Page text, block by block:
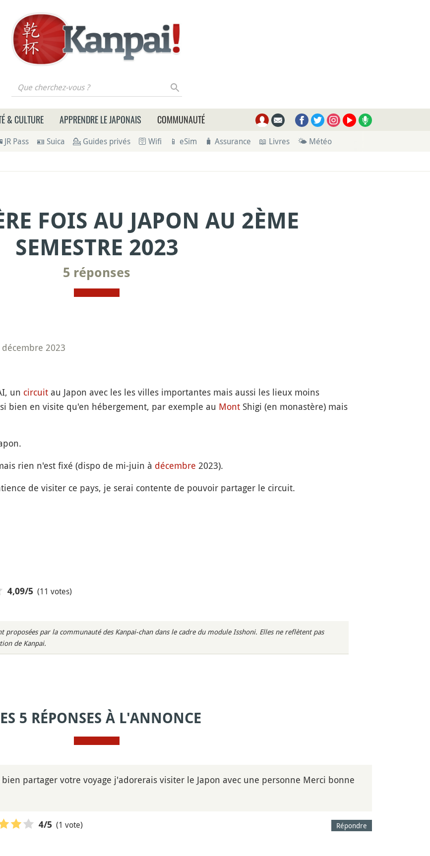
vous ?
& CULTURE APPRENDRE LE JAPONAIS COMMUNAUTÉ
JR Pass 🪪 Suica 💁 Guides privés 🛜 Wifi 📱 eSim 🧳 Assurance 📖 Livres 🌤 Météo
FOIS AU JAPON AU 2ÈME
SEMESTRE 2023
5 réponses
2023
un circuitau Japon avec les les villes importantes mais aussi les lieux moins
bien en visite qu'en hébergement, par exemple au MontShigi (en monastère) mais
rien n'est fixé (dispo de mi-juin à décembre 2023).
de visiter ce pays, je serai contente de pouvoir partager le circuit.
4,09/5 (11 votes)
proposées par la communauté des Kanpai-chan dans le cadre du module Isshoni. Elles ne reflètent pas
de Kanpai.
5 RÉPONSES À L'ANNONCE
partager votre voyage j'adorerais visiter le Japon avec une personne Merci bonne
Répondre
4/5 (1 vote)